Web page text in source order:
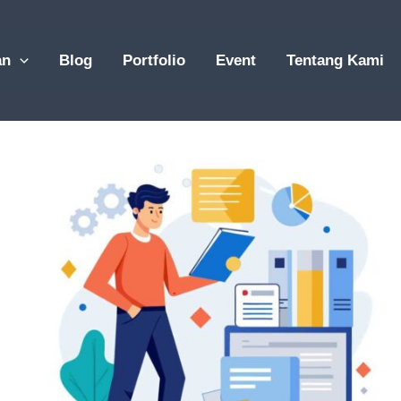
Blog Portfolio Event Tentang Kami